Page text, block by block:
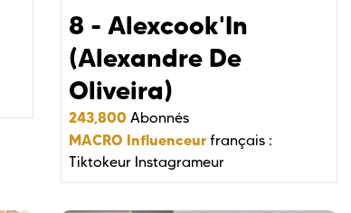
8 - Alexcook'In
(Alexandre De
Oliveira)
243,800 Abonnés
MACRO Influenceur français :
Tiktokeur Instagrameur